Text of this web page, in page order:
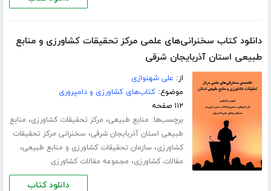
دانلود کتاب سخنرانی‌های علمی مرکز تحقیقات کشاورزی و منابع
طبیعی استان آذربایجان شرقی
از: علی شهنوازی
موضوع:کتاب‌های کشاورزی و دامپروری
۱۱۲ صفحه
برچسب‌ها: منابع طبیعی، مرکز تحقیقات کشاورزی، منابع
طبیعی استان آذربایجان شرقی، سخنرانی مرکز تحقیقات
کشاورزی، سازمان تحقیقات کشاورزی و منابع طبیعی،
مقالات کشاورزی، مجموعه مقالات کشاورزی
دانلود کتاب